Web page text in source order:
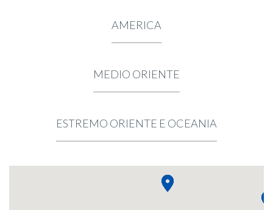
AMERICA
MEDIO ORIENTE
ESTREMO ORIENTE E OCEANIA